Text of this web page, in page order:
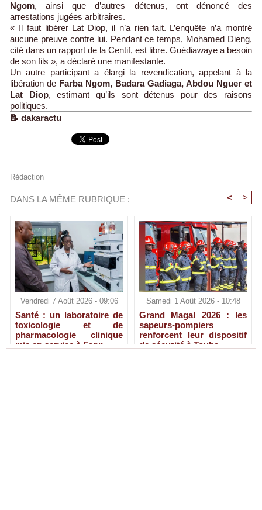
Ngom, ainsi que d’autres détenus, ont dénoncé des
arrestations jugées arbitraires.
« Il faut libérer Lat Diop, il n’a rien fait. L’enquête n’a montré
aucune preuve contre lui. Pendant ce temps, Mohamed Dieng,
cité dans un rapport de la Centif, est libre. Guédiawaye a besoin
de son fils », a déclaré une manifestante.
Un autre participant a élargi la revendication, appelant à la
libération de Farba Ngom, Badara Gadiaga, Abdou Nguer et
Lat Diop, estimant qu’ils sont détenus pour des raisons
politiques.
📝 dakaractu
Rédaction
DANS LA MÊME RUBRIQUE : < >
Vendredi 7 Août 2026 - 09:06
Santé : un laboratoire de
toxicologie et de
pharmacologie clinique
mis en service à Fann
Samedi 1 Août 2026 - 10:48
Grand Magal 2026 : les
sapeurs-pompiers
renforcent leur dispositif
de sécurité à Touba